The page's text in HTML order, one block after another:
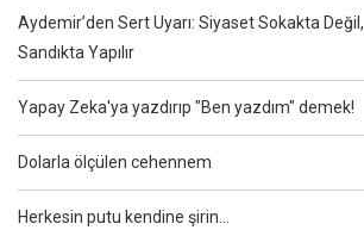
Aydemir’den Sert Uyarı: Siyaset Sokakta Değil,
Sandıkta Yapılır
Yapay Zeka'ya yazdırıp "Ben yazdım" demek!
Dolarla ölçülen cehennem
Herkesin putu kendine şirin...